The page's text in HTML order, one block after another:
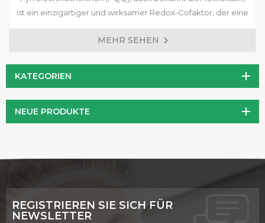
ist ein einzigartiger und wirksamer Redox-Cofaktor, der eine
entscheidende Rolle bei der zellulären Energieproduktion
spielt. Als wirksames Antioxidans kann PQQ Zellen vor
Energieproduktion und einem verbesserten
Energiestoffwechsel führt.
MEHR SEHEN
KATEGORIEN
NEUE PRODUKTE
REGISTRIEREN SIE SICH FÜR
NEWSLETTER